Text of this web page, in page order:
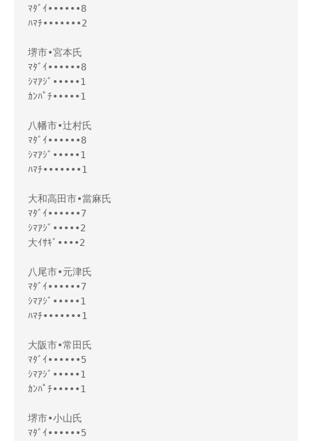
ﾏﾀﾞｲ••••••8
ﾊﾏﾁ•••••••2
堺市•宮本氏
ﾏﾀﾞｲ••••••8
ｼﾏｱｼﾞ•••••1
ｶﾝﾊﾟﾁ•••••1
八幡市•辻村氏
ﾏﾀﾞｲ••••••8
ｼﾏｱｼﾞ•••••1
ﾊﾏﾁ•••••••1
大和高田市•當麻氏
ﾏﾀﾞｲ••••••7
ｼﾏｱｼﾞ•••••2
大ｲｻｷﾞ••••2
八尾市•元津氏
ﾏﾀﾞｲ••••••7
ｼﾏｱｼﾞ•••••1
ﾊﾏﾁ•••••••1
大阪市•常田氏
ﾏﾀﾞｲ••••••5
ｼﾏｱｼﾞ•••••1
ｶﾝﾊﾟﾁ•••••1
堺市•小山氏
ﾏﾀﾞｲ••••••5